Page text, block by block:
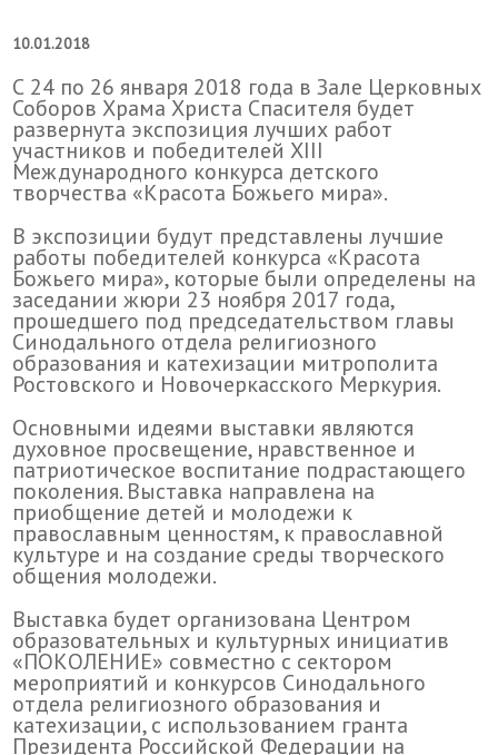
10.01.2018
С 24 по 26 января 2018 года в Зале Церковных
Соборов Храма Христа Спасителя будет
развернута экспозиция лучших работ
участников и победителей XIII
Международного конкурса детского
творчества «Красота Божьего мира».
В экспозиции будут представлены лучшие
работы победителей конкурса «Красота
Божьего мира», которые были определены на
заседании жюри 23 ноября 2017 года,
прошедшего под председательством главы
Синодального отдела религиозного
образования и катехизации митрополита
Ростовского и Новочеркасского Меркурия.
Основными идеями выставки являются
духовное просвещение, нравственное и
патриотическое воспитание подрастающего
поколения. Выставка направлена на
приобщение детей и молодежи к
православным ценностям, к православной
культуре и на создание среды творческого
общения молодежи.
Выставка будет организована Центром
образовательных и культурных инициатив
«ПОКОЛЕНИЕ» совместно с сектором
мероприятий и конкурсов Синодального
отдела религиозного образования и
катехизации, с использованием гранта
Президента Российской Федерации на